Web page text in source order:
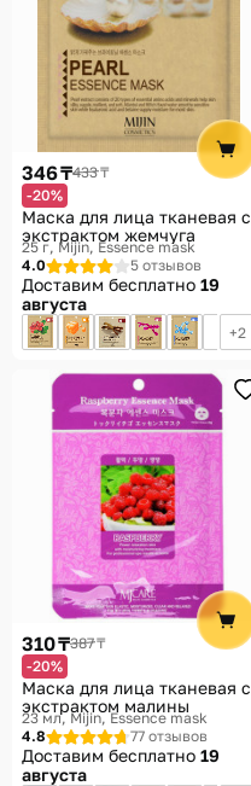
346 ₸433 ₸
-20%
Маска для лица тканевая с
экстрактом жемчуга
25 г Mijin, Essence mask
4.0
5 отзывов
Доставим бесплатно 19
августа
2
310 ₸387 ₸
-20%
Маска для лица тканевая с
экстрактом малины
23 мл Mijin, Essence mask
4.8
77 отзывов
Доставим бесплатно 19
августа